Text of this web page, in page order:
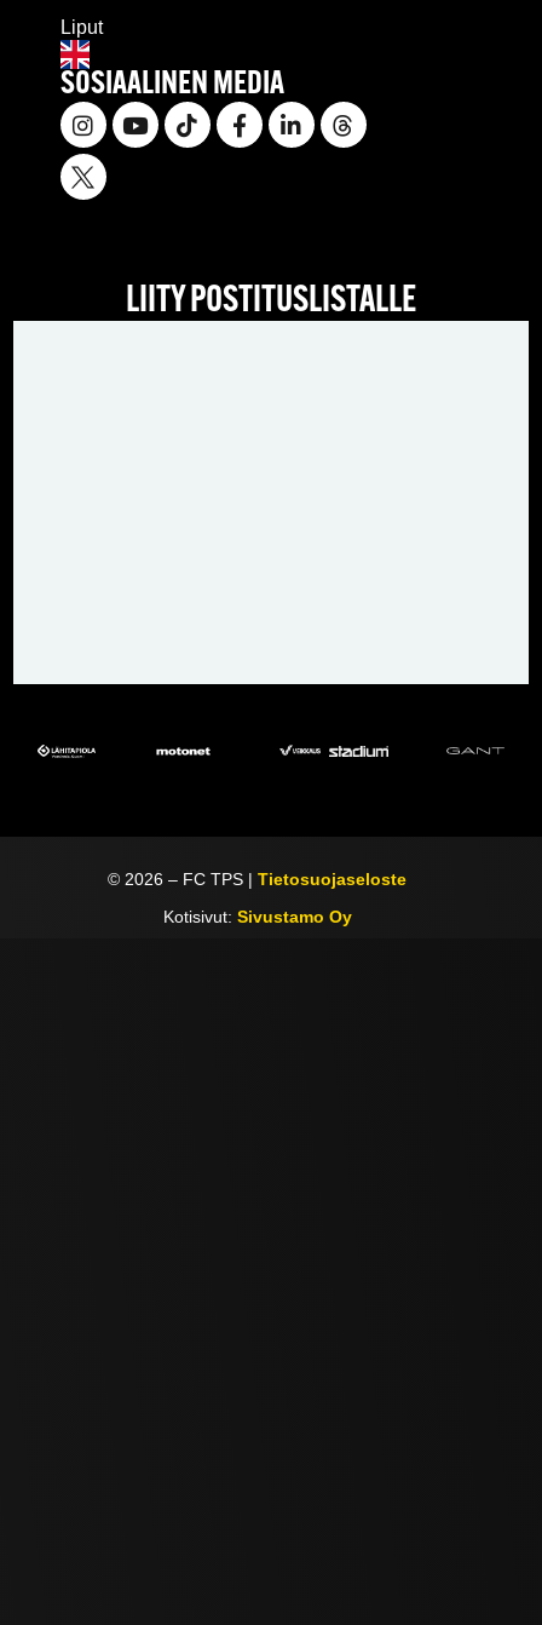
Liput
SOSIAALINEN MEDIA
LIITY POSTITUSLISTALLE
© 2026 – FC TPS |Tietosuojaseloste
Kotisivut: Sivustamo Oy